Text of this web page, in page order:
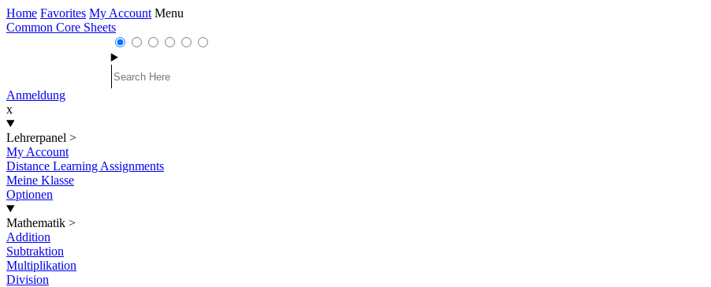
Home Favorites My Account Menu
Common Core Sheets
Anmeldung
x
Lehrerpanel >
My Account
Distance Learning Assignments
Meine Klasse
Optionen
Mathematik >
Addition
Subtraktion
Multiplikation
Division